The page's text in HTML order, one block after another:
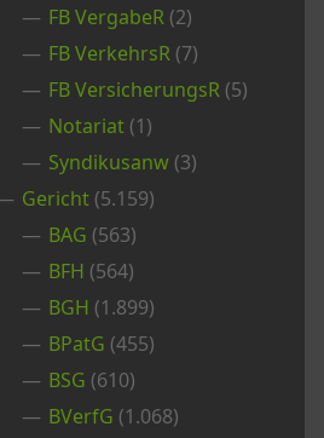
FB VergabeR (2)
FB VerkehrsR (7)
FB VersicherungsR (5)
Notariat (1)
Syndikusanw (3)
Gericht (5.159)
BAG (563)
BFH (564)
BGH (1.899)
BPatG (455)
BSG (610)
BVerfG (1.068)